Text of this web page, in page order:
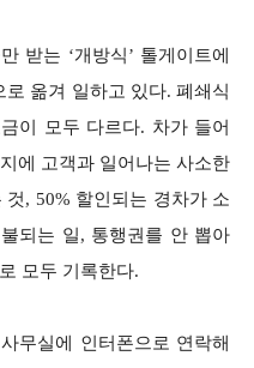
받는 ‘개방식’ 톨게이트에
로 옮겨 일하고 있다. 폐쇄식
이 모두 다르다. 차가 들어
에 고객과 일어나는 사소한
, 50% 할인되는 경차가 소
되는 일, 통행권를 안 뽑아
모두 기록한다.
무실에 인터폰으로 연락해